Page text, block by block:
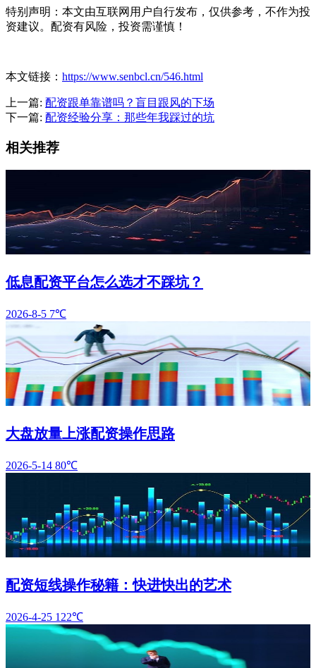
特别声明：本文由互联网用户自行发布，仅供参考，不作为投
资建议。配资有风险，投资需谨慎！
本文链接： https://www.senbcl.cn/546.html
上一篇: 配资跟单靠谱吗？盲目跟风的下场
下一篇: 配资经验分享：那些年我踩过的坑
相关推荐
低息配资平台怎么选才不踩坑？
2026-8-5 7℃
大盘放量上涨配资操作思路
2026-5-14 80℃
配资短线操作秘籍：快进快出的艺术
2026-4-25 122℃